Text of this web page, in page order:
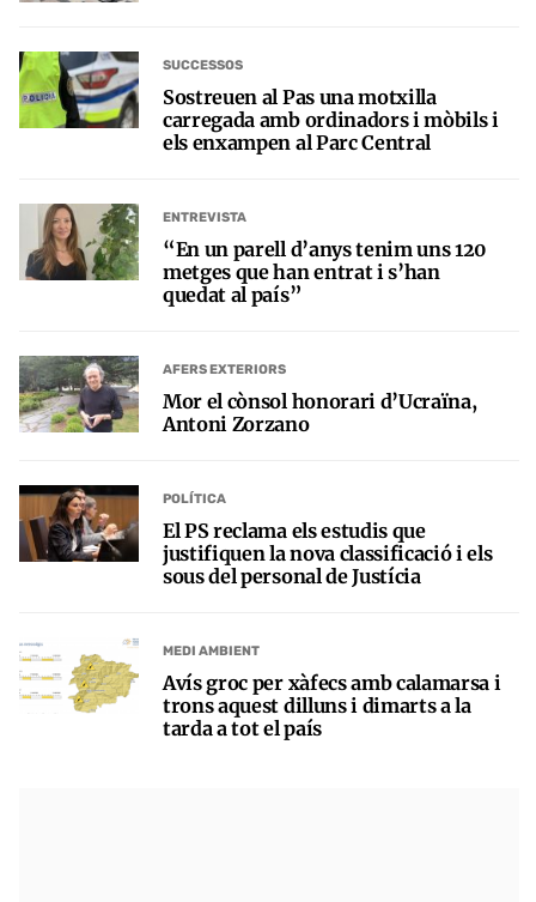
SUCCESSOS
Sostreuen al Pas una motxilla
carregada amb ordinadors i mòbils i
els enxampen al Parc Central
ENTREVISTA
“En un parell d’anys tenim uns 120
metges que han entrat i s’han
quedat al país”
AFERS EXTERIORS
Mor el cònsol honorari d’Ucraïna,
Antoni Zorzano
POLÍTICA
El PS reclama els estudis que
justifiquen la nova classificació i els
sous del personal de Justícia
MEDI AMBIENT
Avís groc per xàfecs amb calamarsa i
trons aquest dilluns i dimarts a la
tarda a tot el país